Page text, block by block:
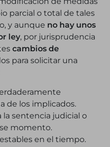
parcial o total de tales
y aunque no hay unos
ley, por jurisprudencia
cambios de
para solicitar una
de los implicados.
la sentencia judicial o
momento.
en el tiempo.